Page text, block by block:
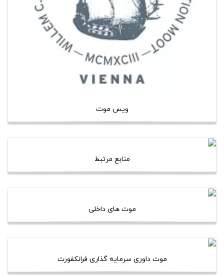
ویس موت
منابع مرتبط
موت های داخلی
موت داوری سرمایه گذاری فرانکفورت